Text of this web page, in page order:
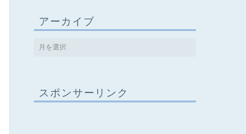
アーカイブ
スポンサーリンク